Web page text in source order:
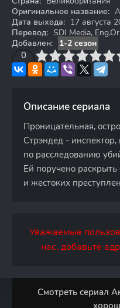
Оригинальное название:
Дата выхода: 17 августа
Перевод: SDI Media,
Добавлен:
1-2 сезон
0
4 6 7 8 9 10
Описание сериала
Проницательная,
Стрэндед -
по расследованию
Ей поручено
и жестоких
Уважаемые
нас, добавьте
Смотреть сериал